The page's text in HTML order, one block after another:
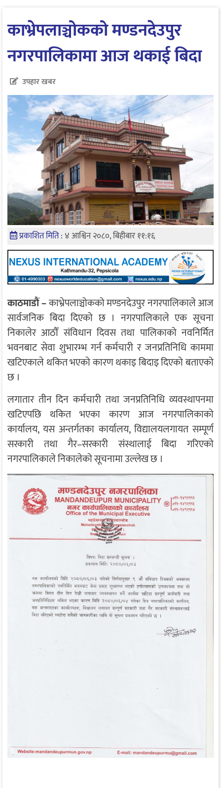
काभ्रेपलाञ्चोकको मण्डनदेउपुर
नगरपालिकामा आज थकाई बिदा
उपहार खबर
प्रकाशित मिति : ४ आश्विन २०८०, बिहीबार ११:१६
काठमाडाैं –काभ्रेपलाञ्चोकको मण्डनदेउपुर नगरपालिकाले आज
सार्वजनिक बिदा दिएको छ । नगरपालिकाले एक सूचना
निकालेर आठौँ संविधान दिवस तथा पालिकाको नवनिर्मित
भवनबाट सेवा शुभारम्भ गर्न कर्मचारी र जनप्रतिनिधि काममा
खटिएकाले थकित भएको कारण थकाइ बिदाइ दिएको बताएको
छ ।
लगातार तीन दिन कर्मचारी तथा जनप्रतिनिधि व्यवस्थापनमा
खटिएपछि थकित भएका कारण आज नगरपालिकाको
कार्यालय, यस अन्तर्गतका कार्यालय, विद्यालयलगायत सम्पूर्ण
सरकारी तथा गैर–सरकारी संस्थालाई बिदा गरिएको
नगरपालिकाले निकालेको सूचनामा उल्लेख छ ।